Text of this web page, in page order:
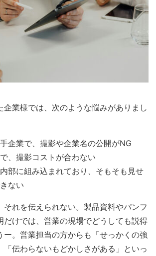
企業様では、次のような悩みがありまし
企業で、撮影や企業名の公開がNG
、撮影コストが合わない
部に組み込まれており、そもそも見せ
ない
それを伝えられない。製品資料やパンフ
だけでは、営業の現場でどうしても説得
ー。営業担当の方からも「せっかくの強
「伝わらないもどかしさがある」といっ